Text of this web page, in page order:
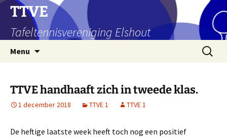
Ga
naar
inhoud
TTVE
Tafeltennisvereniging Elshout
Menu
Zoeken
naar:
TTVE handhaaft zich in tweede klas.
1 december 2018 TTVE 1 TTVE 1
De heftige laatste week heeft toch nog een positief